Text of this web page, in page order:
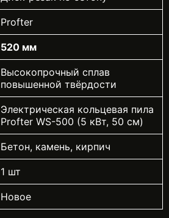
Profter
520 мм
Высокопрочный сплав
повышенной твёрдости
Электрическая кольцевая пила
Profter WS-500 (5 кВт, 50 см)
Бетон, камень, кирпич
1 шт
Новое